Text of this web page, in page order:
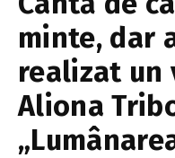
minte, dar
realizat un
Aliona